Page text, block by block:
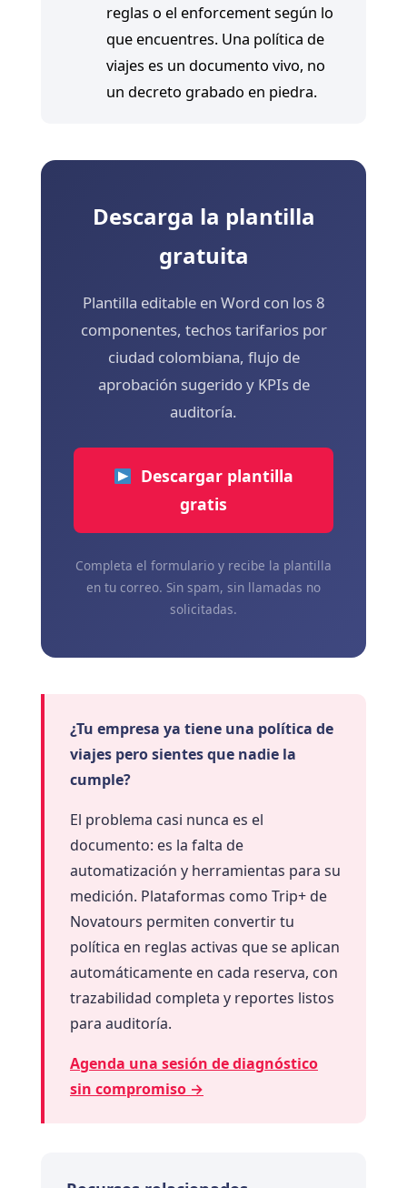
reglas o el enforcement según lo
que encuentres. Una política de
viajes es un documento vivo, no
un decreto grabado en piedra.
Descarga la plantilla
gratuita
Plantilla editable en Word con los 8
componentes, techos tarifarios por
ciudad colombiana, flujo de
aprobación sugerido y KPIs de
auditoría.
Descargar plantilla
gratis
Completa el formulario y recibe la plantilla
en tu correo. Sin spam, sin llamadas no
solicitadas.
¿Tu empresa ya tiene una política de
viajes pero sientes que nadie la
cumple?
El problema casi nunca es el
documento: es la falta de
automatización y herramientas para su
medición. Plataformas como Trip+ de
Novatours permiten convertir tu
política en reglas activas que se aplican
automáticamente en cada reserva, con
trazabilidad completa y reportes listos
para auditoría.
Agenda una sesión de diagnóstico
sin compromiso →